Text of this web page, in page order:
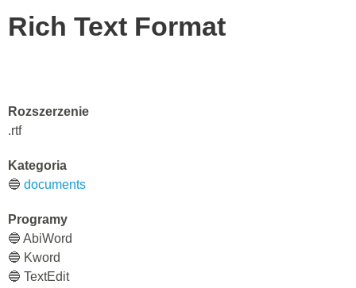
Rich Text Format
Rozszerzenie
.rtf
Kategoria
🔵 documents
Programy
🔵 AbiWord
🔵 Kword
🔵 TextEdit